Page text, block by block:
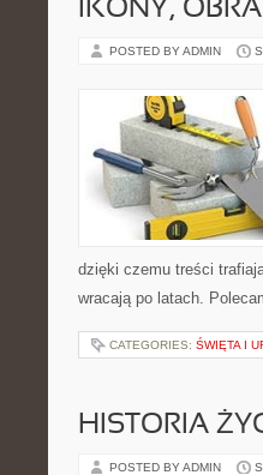
IKONY,
POSTED BY ADMIN
dzięki czemu treści
wracają po latach.
CATEGORIES: ŚWIĘTA I
HISTORIA
POSTED BY ADMIN